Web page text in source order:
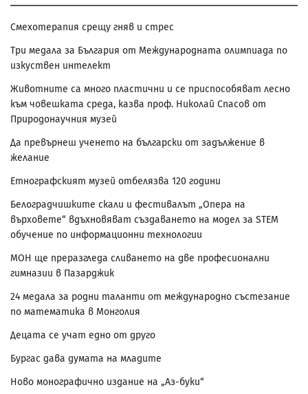
Смехотерапия срещу гняв и стрес
Три медала за България от Международната олимпиада по
изкуствен интелект
Животните са много пластични и се приспособяват лесно
към човешката среда, казва проф. Николай Спасов от
Природонаучния музей
Да превърнеш ученето на български от задължение в
желание
Етнографският музей отбелязва 120 години
Белоградчишките скали и фестивалът „Опера на
върховете“ вдъхновяват създаването на модел за STEM
обучение по информационни технологии
МОН ще преразгледа сливането на две професионални
гимназии в Пазарджик
24 медала за родни таланти от международно състезание
по математика в Монголия
Децата се учат едно от друго
Бургас дава думата на младите
Ново монографично издание на „Аз-буки“